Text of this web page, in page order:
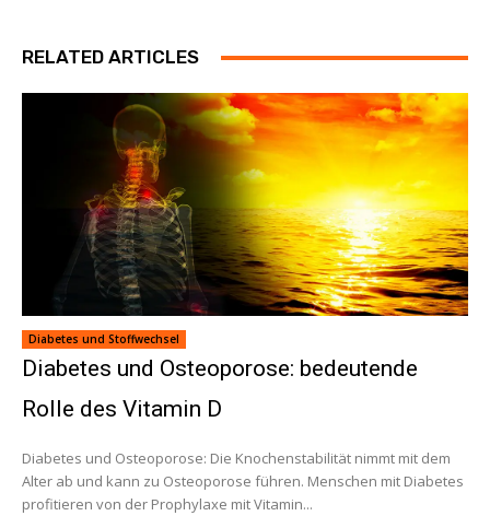
RELATED ARTICLES
Diabetes und Stoffwechsel
Diabetes und Osteoporose: bedeutende
Rolle des Vitamin D
Diabetes und Osteoporose: Die Knochenstabilität nimmt mit dem
Alter ab und kann zu Osteoporose führen. Menschen mit Diabetes
profitieren von der Prophylaxe mit Vitamin...